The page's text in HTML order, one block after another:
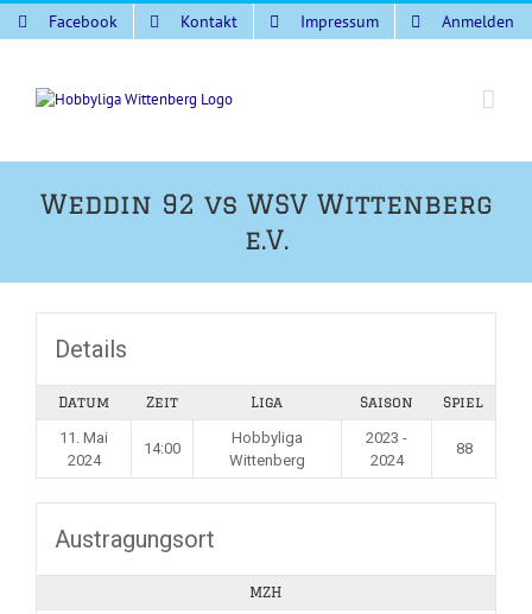
Zum
Inhalt
Facebook Kontakt Impressum Anmelden
Weddin 92 vs WSV Wittenberg
e.V.
Details
Datum Zeit Liga Saison Spiel
11. Mai
2024
14:00
Hobbyliga
Wittenberg
2023 -
2024
88
Austragungsort
MZH